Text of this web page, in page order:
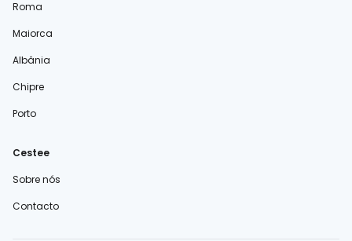
Roma
Maiorca
Albânia
Chipre
Porto
Cestee
Sobre nós
Contacto